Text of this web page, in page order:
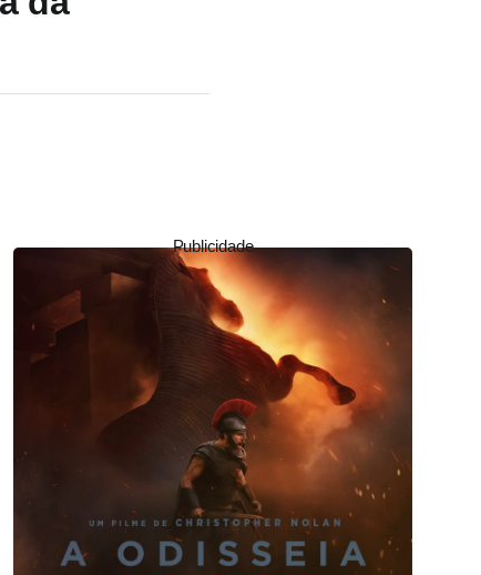
Publicidade